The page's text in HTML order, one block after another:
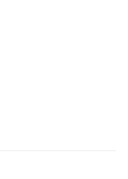
“ฮิลตัน แกรนด์ วา
ารแข่งขันรายการ
อน คันทรี คลับ” ที่
จ.ภูเก็ต จบรอบ